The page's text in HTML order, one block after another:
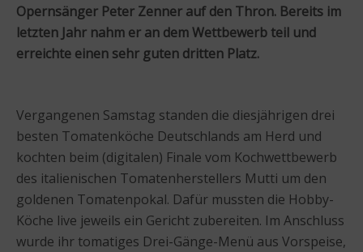
Opernsänger Peter Zenner auf den Thron. Bereits im
letzten Jahr nahm er an dem Wettbewerb teil und
erreichte einen sehr guten dritten Platz.
Vergangenen Samstag standen die diesjährigen drei
besten Tomatenköche Deutschlands am Herd und
kochten beim (digitalen) Finale vom Kochwettbewerb
des italienischen Tomatenherstellers Mutti um den
goldenen Tomatenpokal. Dafür mussten die Hobby-
Köche live jeweils ein Gericht zubereiten. Im Anschluss
wurde ihr tomatiges Drei-Gänge-Menü aus Vorspeise,